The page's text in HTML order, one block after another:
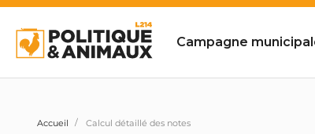
Campagne
Accueil Calcul détaillé des notes